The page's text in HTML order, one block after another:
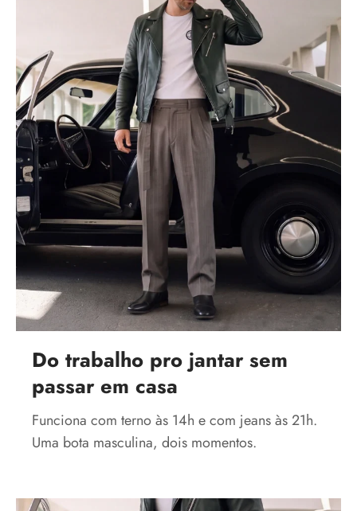
Do trabalho pro jantar sem
passar em casa
Funciona com terno às 14h e com jeans às 21h.
Uma bota masculina, dois momentos.